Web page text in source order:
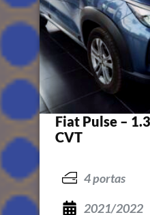
Fiat Pulse –
CVT
4 portas
2021/2022